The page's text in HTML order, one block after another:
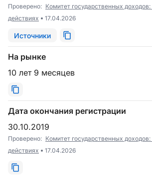
Проверено: Комитет государственных
действиях
17.04.2026
Источники
На рынке
10 лет 9 месяцев
Дата окончания регистрации
30.10.2019
Проверено: Комитет государственных
действиях
17.04.2026